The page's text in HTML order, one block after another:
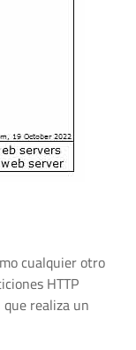
cualquier otro
HTTP
realiza un